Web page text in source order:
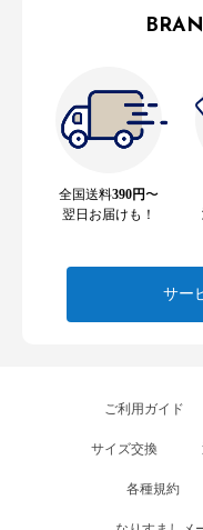
全国送料390円〜
翌日お届けも！
サー
ご利用ガイド
サイズ交換
各種規約